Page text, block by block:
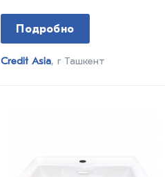
Подробно
Credit Asia, г Ташкент